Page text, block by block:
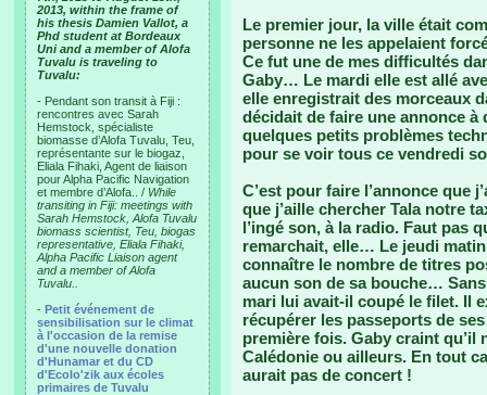
2013, within the frame of
his thesis Damien Vallot, a
Phd student at Bordeaux
Uni and a member of Alofa
Tuvalu is traveling to
Tuvalu:
- Pendant son transit à Fiji :
rencontres avec Sarah
Hemstock, spécialiste
biomasse d’Alofa Tuvalu, Teu,
représentante sur le biogaz,
Eliala Fihaki, Agent de liaison
pour Alpha Pacific Navigation
et membre d’Alofa.. / While
transiting in Fiji: meetings with
Sarah Hemstock, Alofa Tuvalu
biomass scientist, Teu, biogas
representative, Eliala Fihaki,
Alpha Pacific Liaison agent
and a member of Alofa
Tuvalu..
- Petit événement de
sensibilisation sur le climat
à l'occasion de la remise
d'une nouvelle donation
d'Hunamar et du CD
d'Ecolo'zik aux écoles
primaires de Tuvalu
Le premier jour, la ville était
personne ne les appelaient
Ce fut une de mes difficultés
Gaby… Le mardi elle est allé
elle enregistrait des morceaux
décidait de faire une annonce à
quelques petits problèmes
pour se voir tous ce vendredi
C’est pour faire l’annonce que
que j’aille chercher Tala notre
l’ingé son, à la radio. Faut pas
remarchait, elle… Le jeudi
connaître le nombre de titres
aucun son de sa bouche…
mari lui avait-il coupé le filet. Il
récupérer les passeports de
première fois. Gaby craint qu’il
Calédonie ou ailleurs. En tout
aurait pas de concert !